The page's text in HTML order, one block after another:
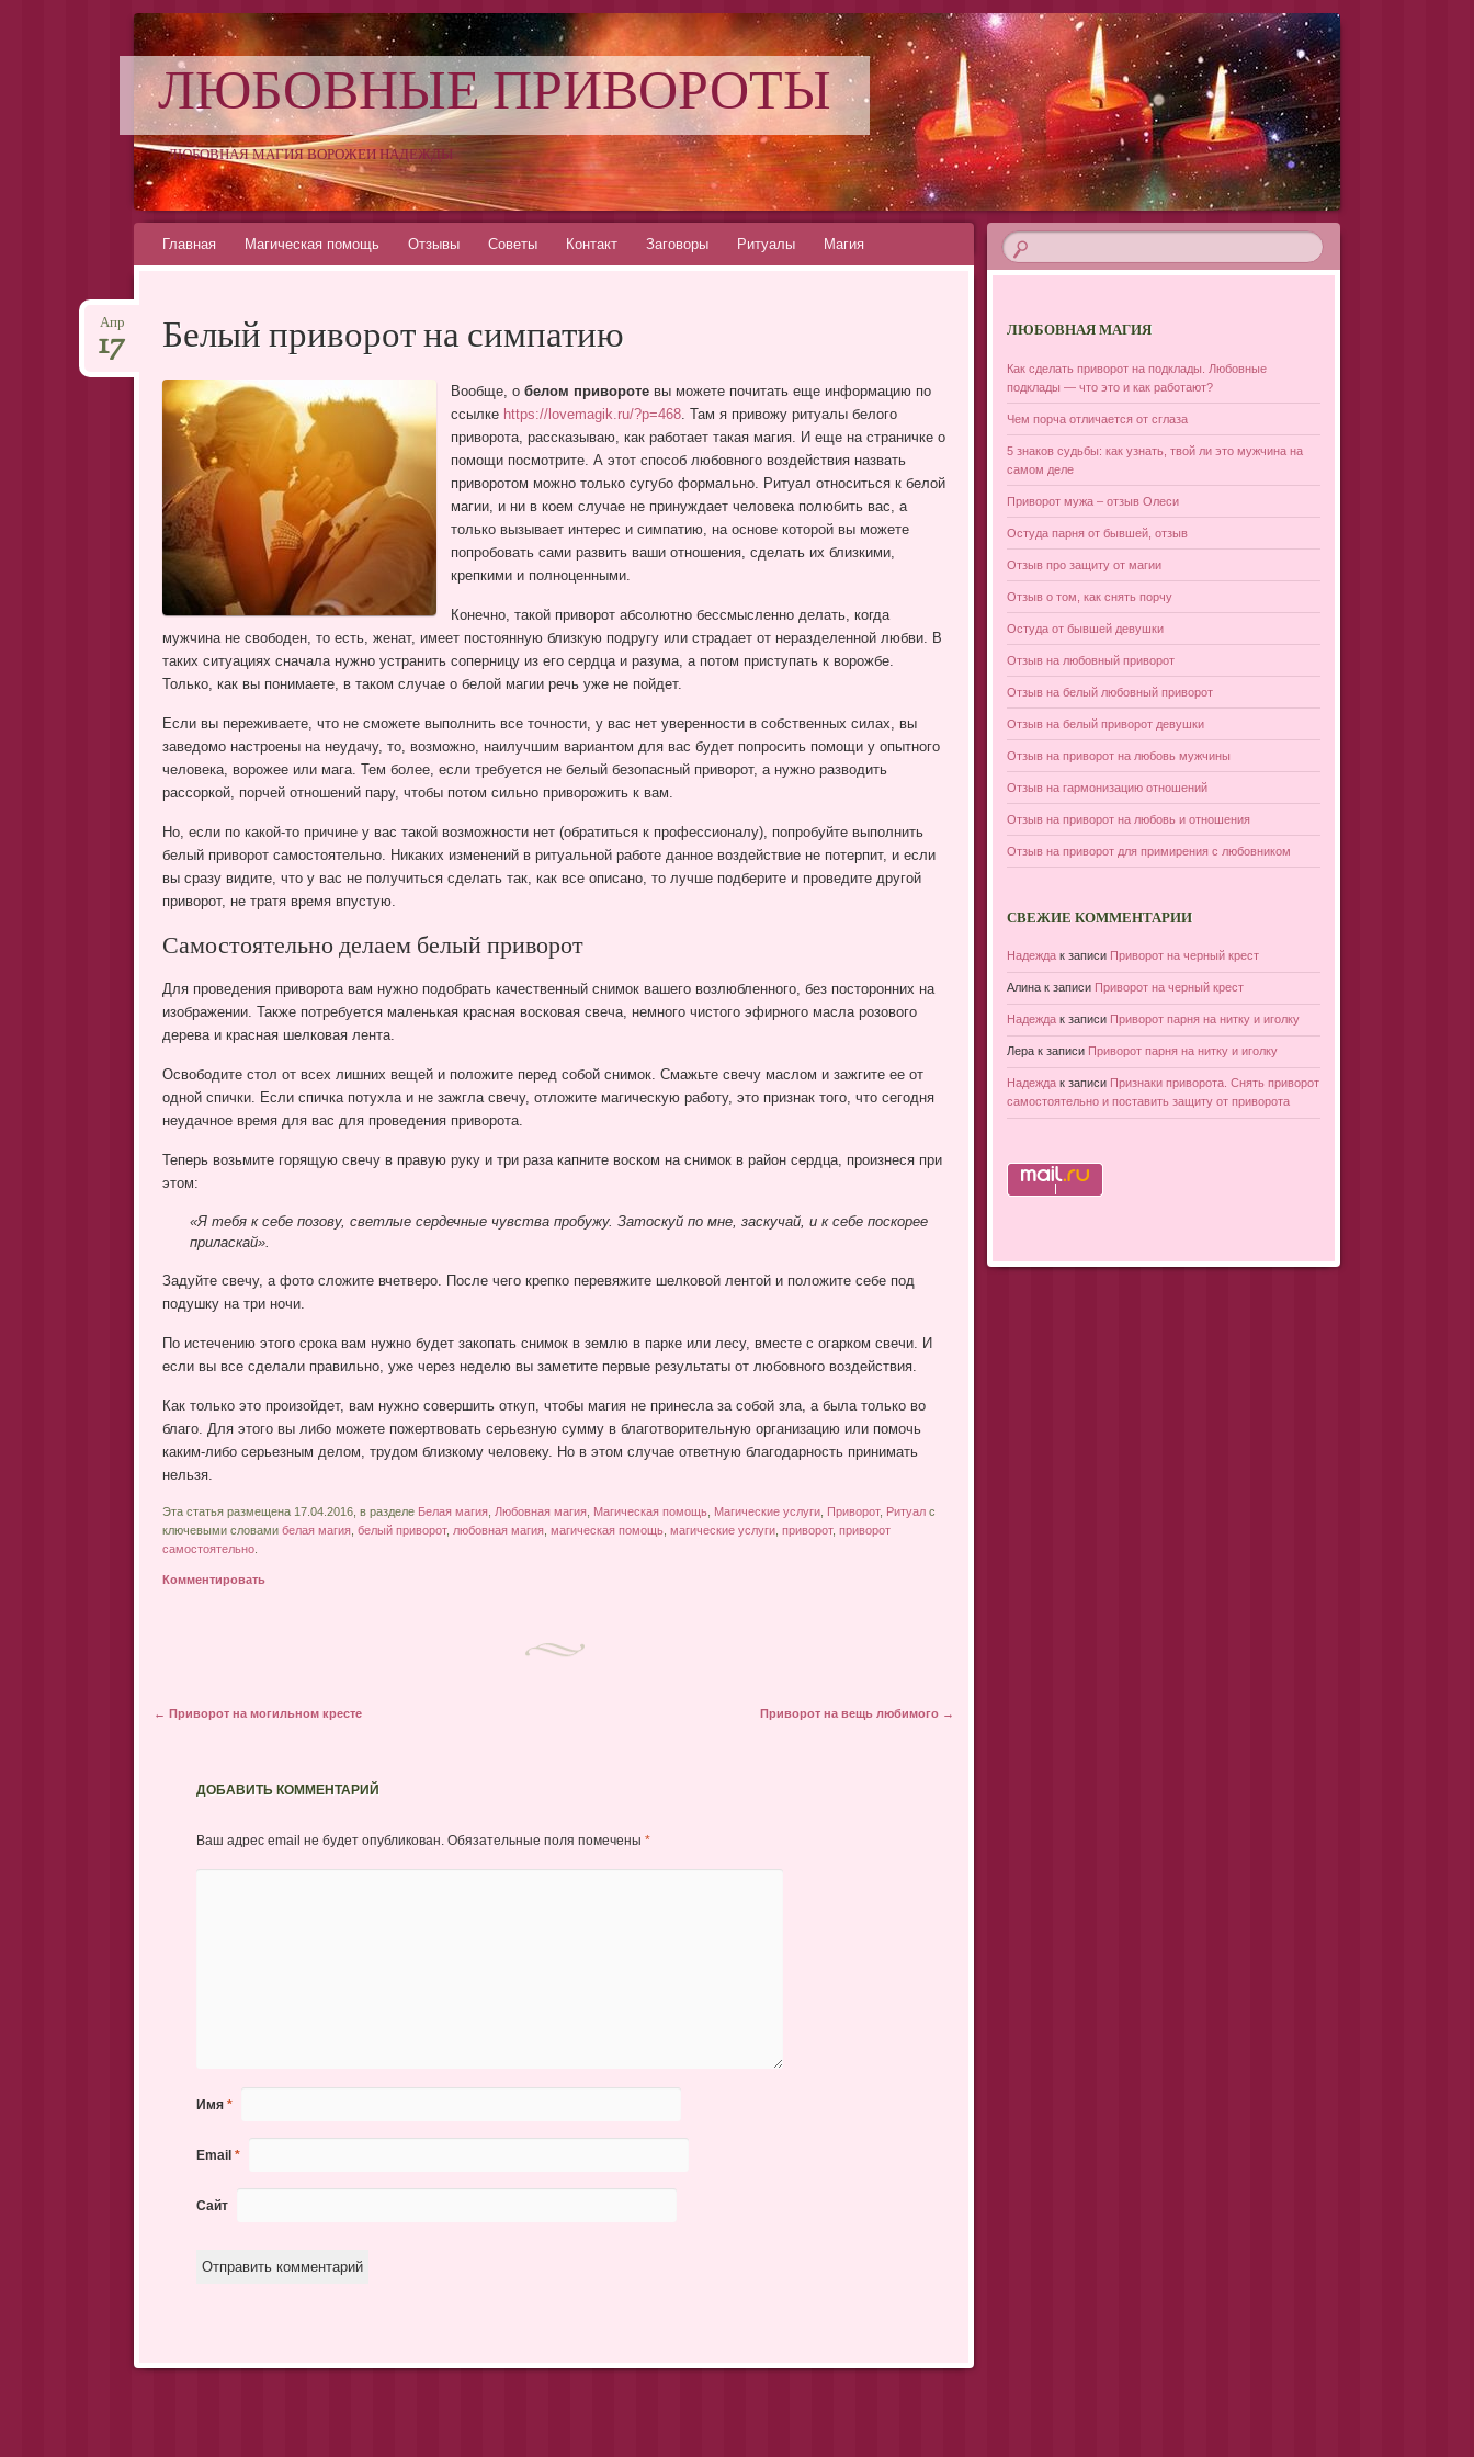
ЛЮБОВНЫЕ ПРИВОРОТЫ
ЛЮБОВНАЯ МАГИЯ ВОРОЖЕИ НАДЕЖДЫ
Перейти
Главная Магическая помощь Отзывы Советы Контакт Заговоры Ритуалы Магия
Белый приворот на симпатию
Апр
17
Вообще, о белом приворотевы можете почитать еще информацию по
ссылке https://lovemagik.ru/?p=468. Там я привожу ритуалы белого
приворота, рассказываю, как работает такая магия. И еще на страничке о
помощи посмотрите. А этот способ любовного воздействия назвать
приворотом можно только сугубо формально. Ритуал относиться к белой
магии, и ни в коем случае не принуждает человека полюбить вас, а
только вызывает интерес и симпатию, на основе которой вы можете
попробовать сами развить ваши отношения, сделать их близкими,
крепкими и полноценными.
Конечно, такой приворот абсолютно бессмысленно делать, когда
мужчина не свободен, то есть, женат, имеет постоянную близкую подругу или страдает от неразделенной любви. В
таких ситуациях сначала нужно устранить соперницу из его сердца и разума, а потом приступать к ворожбе.
Только, как вы понимаете, в таком случае о белой магии речь уже не пойдет.
Если вы переживаете, что не сможете выполнить все точности, у вас нет уверенности в собственных силах, вы
заведомо настроены на неудачу, то, возможно, наилучшим вариантом для вас будет попросить помощи у опытного
человека, ворожее или мага. Тем более, если требуется не белый безопасный приворот, а нужно разводить
рассоркой, порчей отношений пару, чтобы потом сильно приворожить к вам.
Но, если по какой-то причине у вас такой возможности нет (обратиться к профессионалу), попробуйте выполнить
белый приворот самостоятельно. Никаких изменений в ритуальной работе данное воздействие не потерпит, и если
вы сразу видите, что у вас не получиться сделать так, как все описано, то лучше подберите и проведите другой
приворот, не тратя время впустую.
Самостоятельно делаем белый приворот
Для проведения приворота вам нужно подобрать качественный снимок вашего возлюбленного, без посторонних на
изображении. Также потребуется маленькая красная восковая свеча, немного чистого эфирного масла розового
дерева и красная шелковая лента.
Освободите стол от всех лишних вещей и положите перед собой снимок. Смажьте свечу маслом и зажгите ее от
одной спички. Если спичка потухла и не зажгла свечу, отложите магическую работу, это признак того, что сегодня
неудачное время для вас для проведения приворота.
Теперь возьмите горящую свечу в правую руку и три раза капните воском на снимок в район сердца, произнеся при
этом:
«Я тебя к себе позову, светлые сердечные чувства пробужу. Затоскуй по мне, заскучай, и к себе поскорее
приласкай».
Задуйте свечу, а фото сложите вчетверо. После чего крепко перевяжите шелковой лентой и положите себе под
подушку на три ночи.
По истечению этого срока вам нужно будет закопать снимок в землю в парке или лесу, вместе с огарком свечи. И
если вы все сделали правильно, уже через неделю вы заметите первые результаты от любовного воздействия.
Как только это произойдет, вам нужно совершить откуп, чтобы магия не принесла за собой зла, а была только во
благо. Для этого вы либо можете пожертвовать серьезную сумму в благотворительную организацию или помочь
каким-либо серьезным делом, трудом близкому человеку. Но в этом случае ответную благодарность принимать
нельзя.
Эта статья размещена 17.04.2016, в разделе Белая магия, Любовная магия, Магическая помощь, Магические услуги, Приворот, Ритуалс
ключевыми словами белая магия, белый приворот, любовная магия, магическая помощь, магические услуги, приворот, приворот
самостоятельно.
Комментировать
Post navigation
← Приворот на могильном кресте Приворот на вещь любимого →
ДОБАВИТЬ КОММЕНТАРИЙ
Ваш адрес email не будет опубликован. Обязательные поля помечены *
Имя *
Email *
Сайт
ЛЮБОВНАЯ МАГИЯ
Как сделать приворот на подклады. Любовные
подклады — что это и как работают?
Чем порча отличается от сглаза
5 знаков судьбы: как узнать, твой ли это мужчина на
самом деле
Приворот мужа – отзыв Олеси
Остуда парня от бывшей, отзыв
Отзыв про защиту от магии
Отзыв о том, как снять порчу
Остуда от бывшей девушки
Отзыв на любовный приворот
Отзыв на белый любовный приворот
Отзыв на белый приворот девушки
Отзыв на приворот на любовь мужчины
Отзыв на гармонизацию отношений
Отзыв на приворот на любовь и отношения
Отзыв на приворот для примирения с любовником
СВЕЖИЕ КОММЕНТАРИИ
Надежда к записи Приворот на черный крест
Алина к записи Приворот на черный крест
Надежда к записи Приворот парня на нитку и иголку
Лера к записи Приворот парня на нитку и иголку
Надежда к записи Признаки приворота. Снять приворот
самостоятельно и поставить защиту от приворота